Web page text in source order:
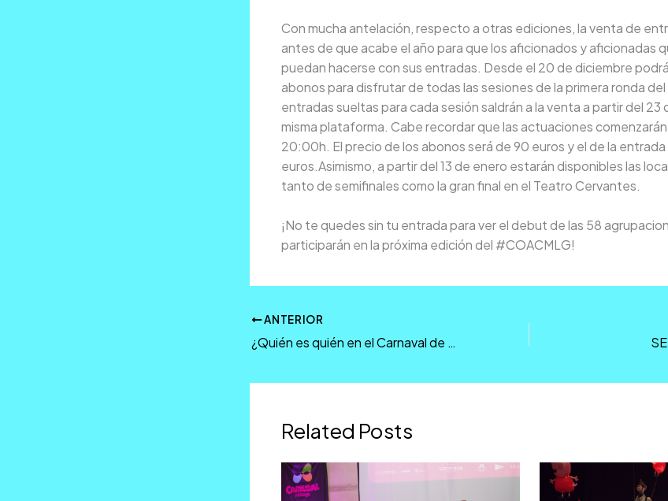
Con mucha antelación, respecto a otras ediciones, la venta de
antes de que acabe el año para que los aficionados y aficionadas
puedan hacerse con sus entradas. Desde el 20 de diciembre
abonos para disfrutar de todas las sesiones de la primera ronda
entradas sueltas para cada sesión saldrán a la venta a partir del 23
misma plataforma. Cabe recordar que las actuaciones comenzarán
20:00h. El precio de los abonos será de 90 euros y el de la entrada
euros.Asimismo, a partir del 13 de enero estarán disponibles las
tanto de semifinales como la gran final en el Teatro Cervantes.
¡No te quedes sin tu entrada para ver el debut de las 58
participarán en la próxima edición del #COACMLG!
ANTERIOR
¿Quién es quién en el Carnaval de Málaga 2025?
Related Posts